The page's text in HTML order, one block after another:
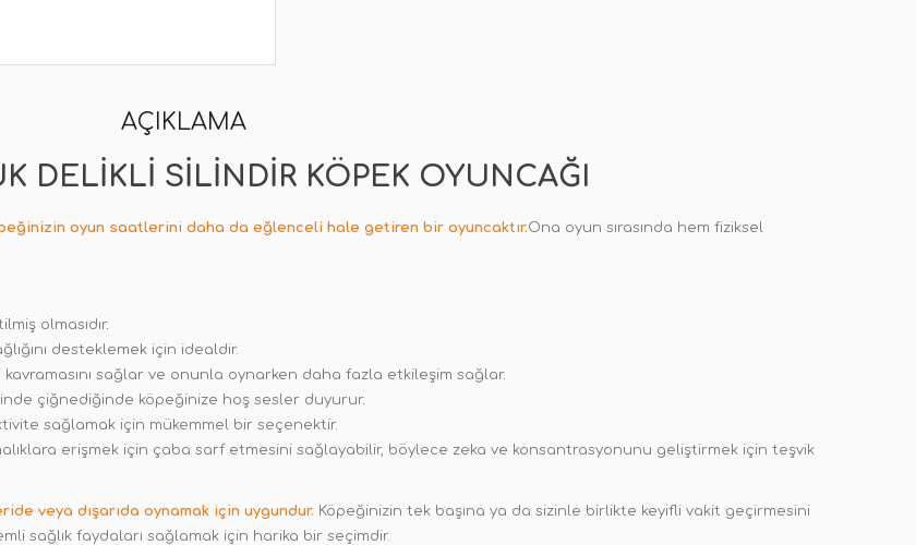
AÇIKLAMA
DELIKLI SILINDIR KÖPEK OYUNCAĞI
oyun saatlerini daha da eğlenceli hale getiren bir oyuncaktır.Ona oyun sırasında hem fiziksel
olmasıdır.
desteklemek için idealdir.
sağlar ve onunla oynarken daha fazla etkileşim sağlar.
çiğnediğinde köpeğinize hoş sesler duyurur.
sağlamak için mükemmel bir seçenektir.
erişmek için çaba sarf etmesini sağlayabilir, böylece zeka ve konsantrasyonunu geliştirmek için teşvik
veya dışarıda oynamak için uygundur. Köpeğinizin tek başına ya da sizinle birlikte keyifli vakit geçirmesini
sağlık faydaları sağlamak için harika bir seçimdir.